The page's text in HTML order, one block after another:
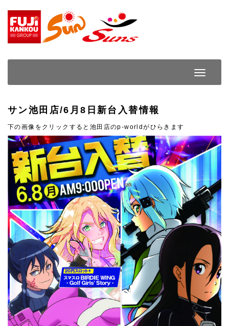
content
Toggle
サン池田店/6月8日新台入替情報
下の画像をクリックすると池田店のp-worldがひらきます